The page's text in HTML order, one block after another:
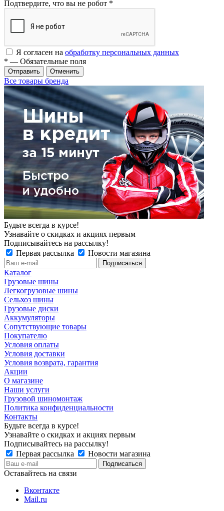
Подтвердите, что вы не робот *
Я согласен на обработку персональных данных
* — Обязательные поля
Отменить
Все товары бренда
Будьте всегда в курсе!
Узнавайте о скидках и акциях первым
Подписывайтесь на рассылку!
Первая рассылка
Новости магазина
Каталог
Грузовые шины
Легкогрузовые шины
Сельхоз шины
Грузовые диски
Аккумуляторы
Сопутствующие товары
Покупателю
Условия оплаты
Условия доставки
Условия возврата, гарантия
Акции
О магазине
Наши услуги
Грузовой шиномонтаж
Политика конфиденциальности
Контакты
Будьте всегда в курсе!
Узнавайте о скидках и акциях первым
Подписывайтесь на рассылку!
Первая рассылка
Новости магазина
Оставайтесь на связи
Вконтакте
Mail.ru